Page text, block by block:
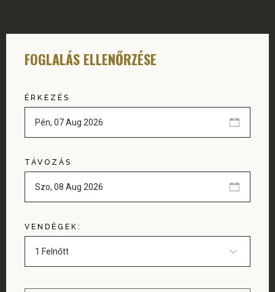
FOGLALÁS ELLENŐRZÉSE
ÉRKEZÉS
TÁVOZÁS
VENDÉGEK: